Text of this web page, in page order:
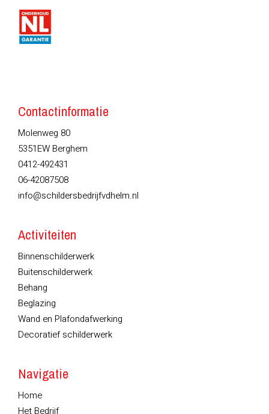
Contactinformatie
Molenweg 80
5351EW Berghem
0412-492431
06-42087508
info@schildersbedrijfvdhelm.nl
Activiteiten
Binnenschilderwerk
Buitenschilderwerk
Behang
Beglazing
Wand en Plafondafwerking
Decoratief schilderwerk
Navigatie
Home
Het Bedrijf